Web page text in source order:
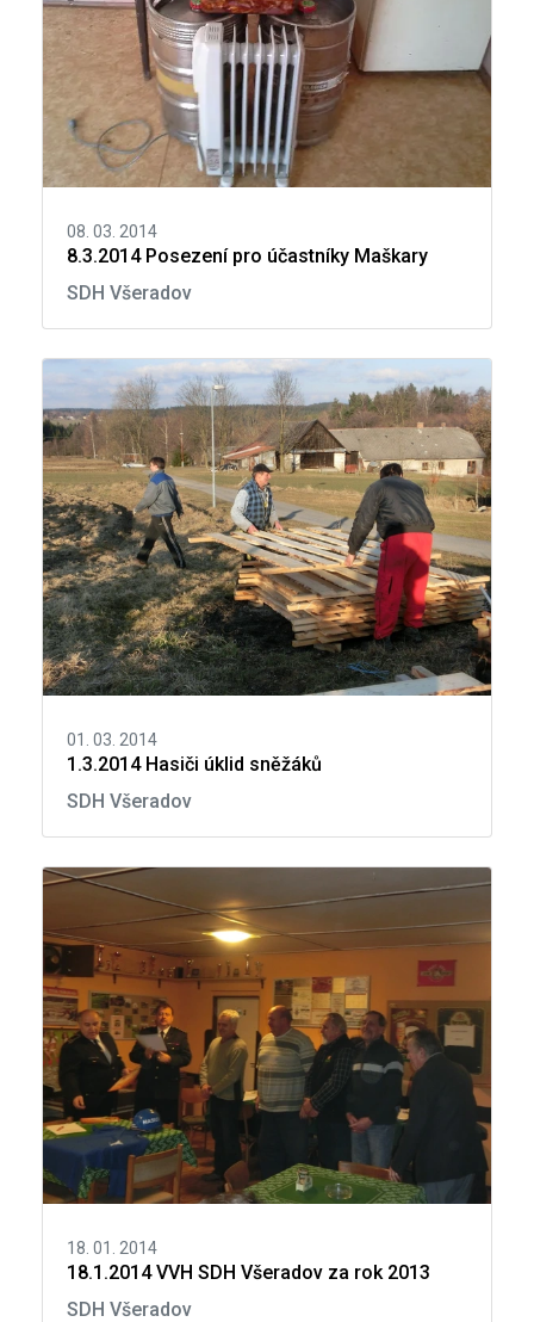
08. 03. 2014
8.3.2014 Posezení pro účastníky Maškary
SDH Všeradov
01. 03. 2014
1.3.2014 Hasiči úklid sněžáků
SDH Všeradov
18. 01. 2014
18.1.2014 VVH SDH Všeradov za rok 2013
SDH Všeradov